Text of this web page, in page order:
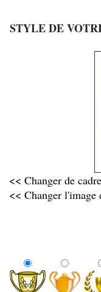
STYLE DE
<< Changer de cadre
<< Changer